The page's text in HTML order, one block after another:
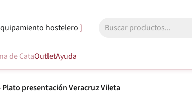
hostelero
de CataOutletAyuda
Plato presentación Veracruz Vileta